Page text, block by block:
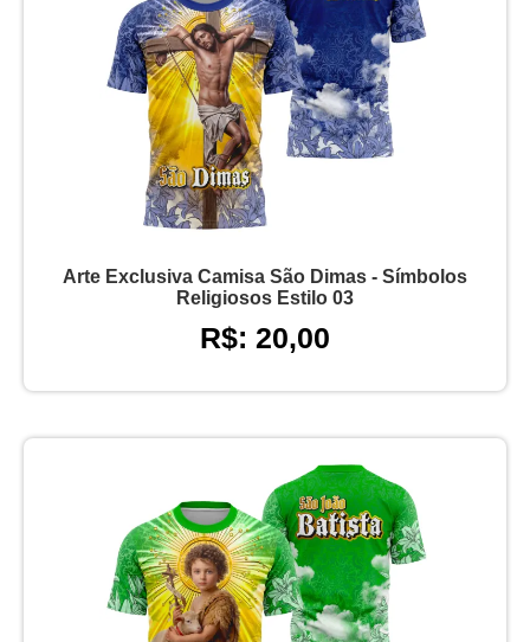
Arte Exclusiva Camisa São Dimas - Símbolos
Religiosos Estilo 03
R$: 20,00